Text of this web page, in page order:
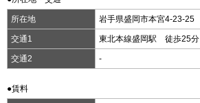
所在地 岩手県盛岡市本宮4-23-25
交通1 東北本線盛岡駅 徒歩25分
交通2 -
●賃料